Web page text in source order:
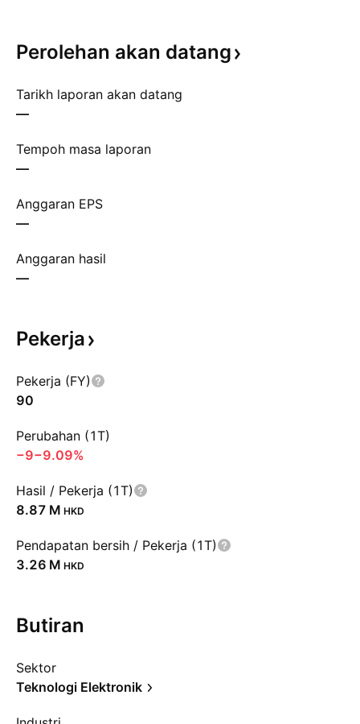
Perolehan akan datang
Tarikh laporan akan datang
—
Tempoh masa laporan
—
Anggaran EPS
—
Anggaran hasil
—
Pekerja
Pekerja (FY)
90
Perubahan (1T)
−9−9.09%
Hasil / Pekerja (1T)
‪8.87 M‬ HKD
Pendapatan bersih / Pekerja (1T)
‪3.26 M‬ HKD
Butiran
Sektor
Teknologi Elektronik